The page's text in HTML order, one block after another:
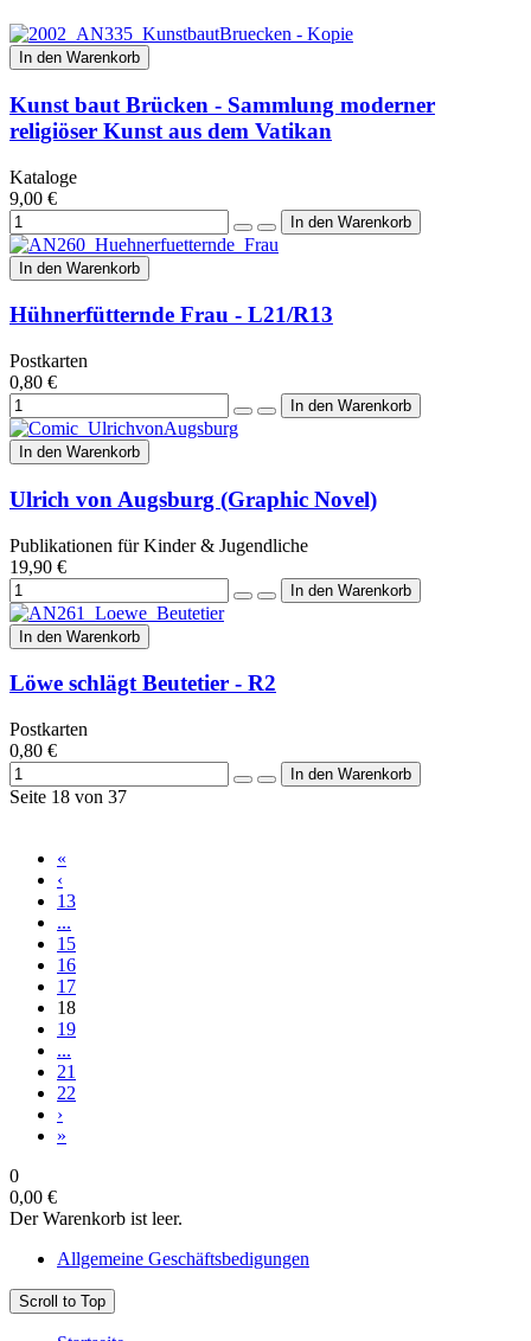
In den Warenkorb
Kunst baut Brücken - Sammlung moderner
religiöser Kunst aus dem Vatikan
Kataloge
9,00 €
In den Warenkorb
Hühnerfütternde Frau - L21/R13
Postkarten
0,80 €
In den Warenkorb
Ulrich von Augsburg (Graphic Novel)
Publikationen für Kinder & Jugendliche
19,90 €
In den Warenkorb
Löwe schlägt Beutetier - R2
Postkarten
0,80 €
Seite 18 von 37
«
‹
13
...
15
16
17
18
19
...
21
22
›
»
0
0,00 €
Der Warenkorb ist leer.
Allgemeine Geschäftsbedigungen
Scroll to Top